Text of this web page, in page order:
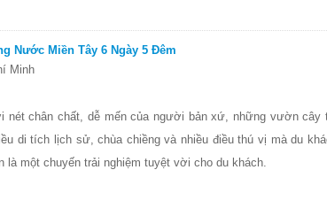
Nước Miền Tây 6 Ngày 5 Đêm
Minh
nét chân chất, dễ mến của người bản xứ, những vườn cây
di tích lịch sử, chùa chiềng và nhiều điều thú vị mà du
là một chuyến trải nghiệm tuyệt vời cho du khách.